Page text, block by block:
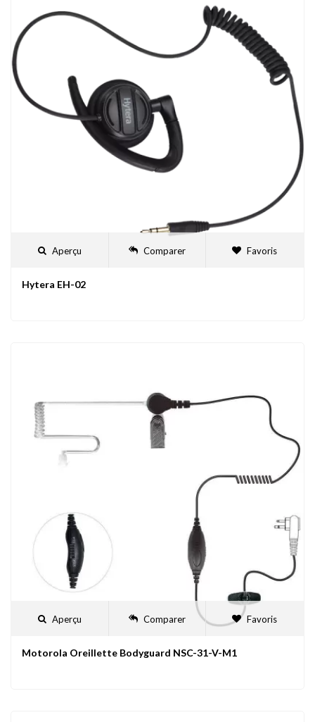
Aperçu Comparer Favoris
Hytera EH-02
Aperçu Comparer Favoris
Motorola Oreillette Bodyguard NSC-31-V-M1